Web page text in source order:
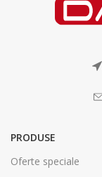
PRODUSE
Oferte speciale